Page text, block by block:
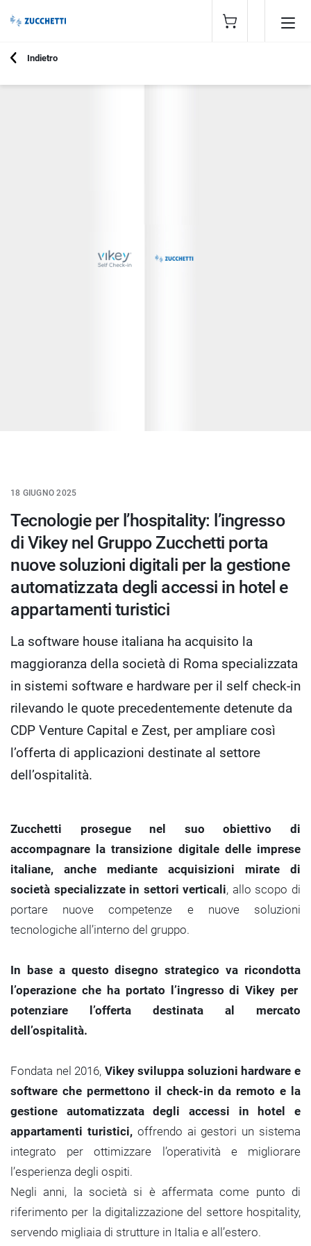
Indietro
18 GIUGNO 2025
Tecnologie per l’hospitality: l’ingresso
di Vikey nel Gruppo Zucchetti porta
nuove soluzioni digitali per la gestione
automatizzata degli accessi in hotel e
appartamenti turistici
La software house italiana ha acquisito la
maggioranza della società di Roma specializzata
in sistemi software e hardware per il self check-in
rilevando le quote precedentemente detenute da
CDP Venture Capital e Zest, per ampliare così
l’offerta di applicazioni destinate al settore
dell’ospitalità.
Zucchetti prosegue nel suo obiettivo di
accompagnare la transizione digitale delle imprese
italiane, anche mediante acquisizioni mirate di
società specializzate in settori verticali, allo scopo di
portare nuove competenze e nuove soluzioni
tecnologiche all’interno del gruppo.
In base a questo disegno strategico va ricondotta
l’operazione che ha portato l’ingresso di Vikey per
potenziare l’offerta destinata al mercato
dell’ospitalità.
Fondata nel 2016, Vikey sviluppa soluzioni hardware e
software che permettono il check-in da remoto e la
gestione automatizzata degli accessi in hotel e
appartamenti turistici, offrendo ai gestori un sistema
integrato per ottimizzare l’operatività e migliorare
l’esperienza degli ospiti.
Negli anni, la società si è affermata come punto di
riferimento per la digitalizzazione del settore hospitality,
servendo migliaia di strutture in Italia e all’estero.